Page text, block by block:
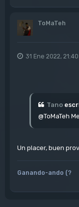
ToMaTeh
31 Ene 2022, 21:40
Tano
@ToMaTeh
Un placer, buen
Ganando-ando (?